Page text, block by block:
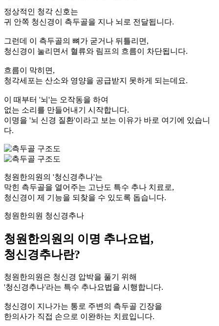
정상적인 청각 신호는
귀 안쪽 청신경이 측두골을 지나 뇌로 전달됩니다.
그런데 이 측두골의 뼈가 굳거나 뒤틀리면,
청신경이 눌리면서 혈류와 림프의 흐름이 차단됩니다.
흐름이 막히면,
청각세포는 산소와 영양을 공급받지 못하게 되는데요.
이 때부터 '뇌'는 오작동을 하여
없는 소리를 만들어내기 시작합니다.
이명을 '뇌 신경 질환'이라고 보는 이유가 바로 여기에 있습니
다.
청원한의원의 '청신경추나'는
막힌 측두골을 열어주는 고난도 특수 추나 치료로,
청신경이 제 기능을 되찾을 수 있도록 돕습니다.
청원한의원 청신경추나
청원한의원의 이명 추나요법,
청신경추나란?
청원한의원은 청신경 압박을 풀기 위해
'청신경추나'라는 특수 추나요법을 시행합니다.
청신경이 지나가는 통로 주변의 측두골 긴장을
한의사가 직접 손으로 이완하는 치료입니다.